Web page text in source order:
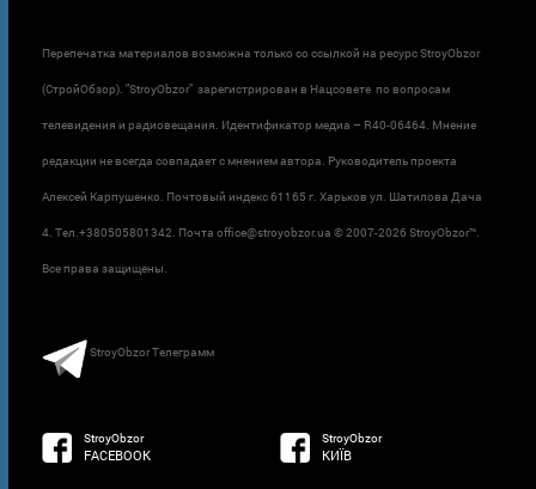
Перепечатка материалов возможна только со ссылкой на ресурс StroyObzor
(СтройОбзор). "StroyObzor" зарегистрирован в Нацсовете по вопросам
телевидения и радиовещания. Идентификатор медиа – R40-06464. Мнение
редакции не всегда совпадает с мнением автора. Руководитель проекта
Алексей Карпушенко. Почтовый индекс 61165 г. Харьков ул. Шатилова Дача
4. Тел.+380505801342. Почта office@stroyobzor.ua © 2007-2026 StroyObzor™.
Все права защищены.
StroyObzor Телеграмм
StroyObzor
FACEBOOK
StroyObzor
КИЇВ